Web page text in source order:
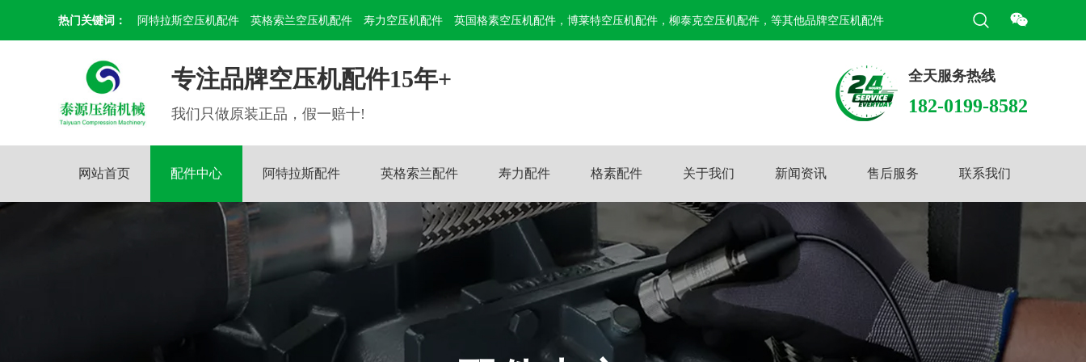
热门关键词： 阿特拉斯空压机配件 英格索兰空压机配件 寿力空压机配件 英国格素空压机配件，博莱特空压机配件，柳泰克空压机配件，等其他品牌空压机配件
专注品牌空压机配件15年+
我们只做原装正品，假一赔十!
全天服务热线
182-0199-8582
网站首页 配件中心 阿特拉斯配件 英格索兰配件 寿力配件 格素配件 关于我们 新闻资讯 售后服务 联系我们